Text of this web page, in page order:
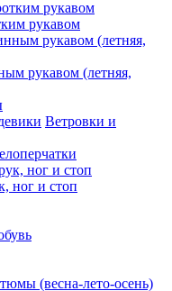
рукавом
рукавом (летняя,
Ветровки и
ног и стоп